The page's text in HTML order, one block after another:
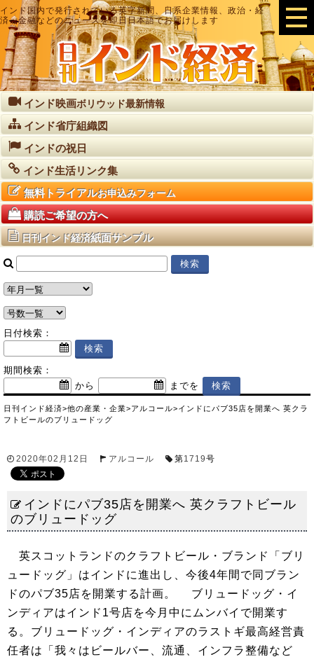
インド国内で発行されている英字新聞、日系企業情報、政治・経
済・金融などのニュースを即日日本語でお届けします
インド映画ボリウッド最新情報
インド省庁組織図
インドの祝日
インド生活リンク集
無料トライアルお申込みフォーム
購読ご希望の方へ
日刊インド経済紙面サンプル
日付検索：
期間検索：
から
までを
日刊インド経済>他の産業・企業>アルコール>インドにパブ35店を開業へ 英クラ
フトビールのブリュードッグ
2020年02月12日 アルコール 第1719号
インドにパブ35店を開業へ 英クラフトビール
のブリュードッグ
英スコットランドのクラフトビール・ブランド「ブリ
ュードッグ」はインドに進出し、今後4年間で同ブラン
ドのパブ35店を開業する計画。 ブリュードッグ・イ
ンディアはインド1号店を今月中にムンバイで開業す
る。ブリュードッグ・インディアのラストギ最高経営責
任者は「我々はビールバー、流通、インフラ整備など